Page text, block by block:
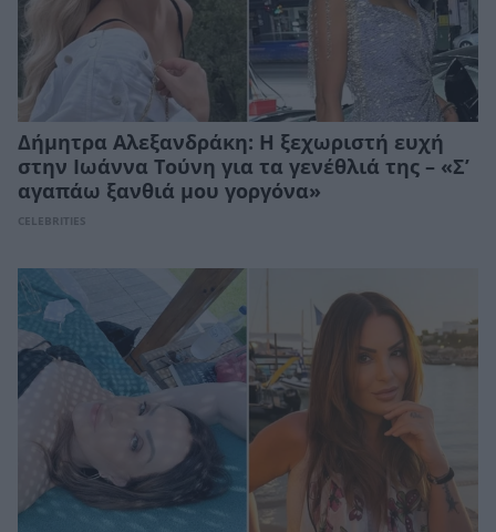
Δήμητρα Αλεξανδράκη: Η ξεχωριστή ευχή
στην Ιωάννα Τούνη για τα γενέθλιά της – «Σ’
αγαπάω ξανθιά μου γοργόνα»
CELEBRITIES